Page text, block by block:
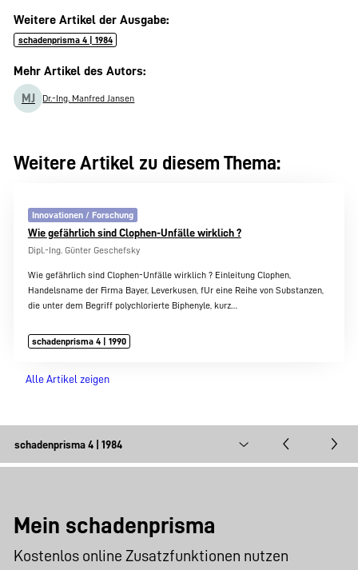
Weitere Artikel der Ausgabe:
schadenprisma 4 | 1984
Mehr Artikel des Autors:
MJ Dr.-Ing. Manfred Jansen
Weitere Artikel zu diesem Thema:
Innovationen / Forschung
Wie gefährlich sind Clophen-Unfälle wirklich ?
Dipl.-Ing. Günter Geschefsky
Wie gefährlich sind Clophen-Unfälle wirklich ? Einleitung Clophen,
Handelsname der Firma Bayer, Leverkusen, fUr eine Reihe von Substanzen,
die unter dem Begriff polychlorierte Biphenyle, kurz…
schadenprisma 4 | 1990
Alle Artikel zeigen
Mein schadenprisma
Kostenlos online Zusatzfunktionen nutzen